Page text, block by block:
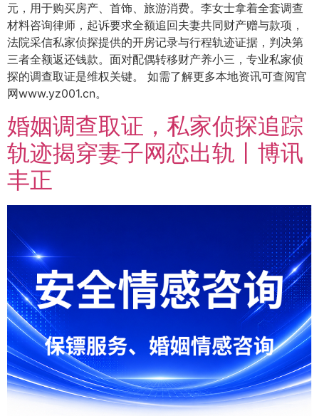
元，用于购买房产、首饰、旅游消费。李女士拿着全套调查
材料咨询律师，起诉要求全额追回夫妻共同财产赠与款项，
法院采信私家侦探提供的开房记录与行程轨迹证据，判决第
三者全额返还钱款。面对配偶转移财产养小三，专业私家侦
探的调查取证是维权关键。 如需了解更多本地资讯可查阅官
网www.yz001.cn。
婚姻调查取证，私家侦探追踪
轨迹揭穿妻子网恋出轨丨博讯
丰正